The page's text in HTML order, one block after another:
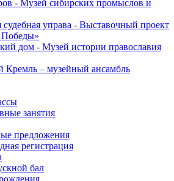
- Музей сибирских промыслов и
судебная управа - Выставочный проект
дом - Музей истории православия
Кремль – музейный ансамбль
занятия
предложения
регистрация
бал